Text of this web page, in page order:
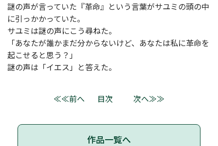
謎の声が言っていた『革命』という言葉がサユミの頭の中
に引っかかっていた。
サユミは謎の声にこう尋ねた。
「あなたが誰かまだ分からないけど、あなたは私に革命を
起こせると思う？」
謎の声は「イエス」と答えた。
≪≪前へ 目次 次へ≫≫
作品一覧へ